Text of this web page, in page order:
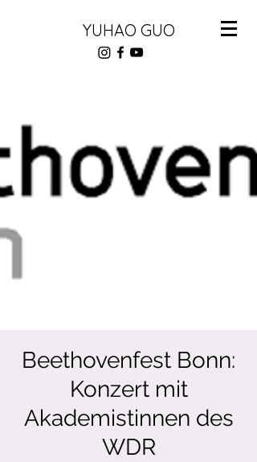
YUHAO GUO
Beethovenfest Bonn:
Konzert mit
Akademistinnen des
WDR